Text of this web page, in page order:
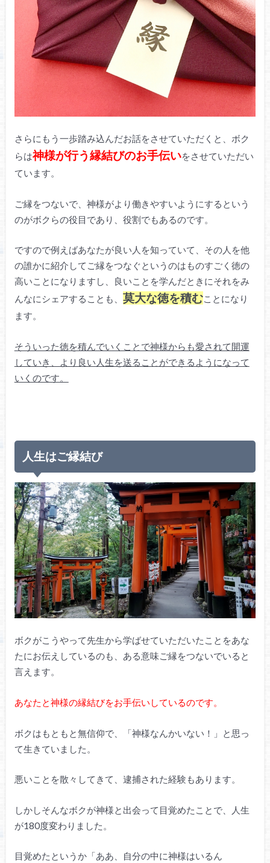
さらにもう一歩踏み込んだお話をさせていただくと、ボク
らは神様が行う縁結びのお手伝いをさせていただい
ています。
ご縁をつないで、神様がより働きやすいようにするという
のがボクらの役目であり、役割でもあるのです。
ですので例えばあなたが良い人を知っていて、その人を他
の誰かに紹介してご縁をつなぐというのはものすごく徳の
高いことになりますし、良いことを学んだときにそれをみ
んなにシェアすることも、 莫大な徳を積むことになり
ます。
そういった徳を積んでいくことで神様からも愛されて開運
していき、より良い人生を送ることができるようになって
いくのです。
人生はご縁結び
ボクがこうやって先生から学ばせていただいたことをあな
たにお伝えしているのも、ある意味ご縁をつないでいると
言えます。
あなたと神様の縁結びをお手伝いしているのです。
ボクはもともと無信仰で、「神様なんかいない！」と思っ
て生きていました。
悪いことを散々してきて、逮捕された経験もあります。
しかしそんなボクが神様と出会って目覚めたことで、人生
が180度変わりました。
目覚めたというか「ああ、自分の中に神様はいるん